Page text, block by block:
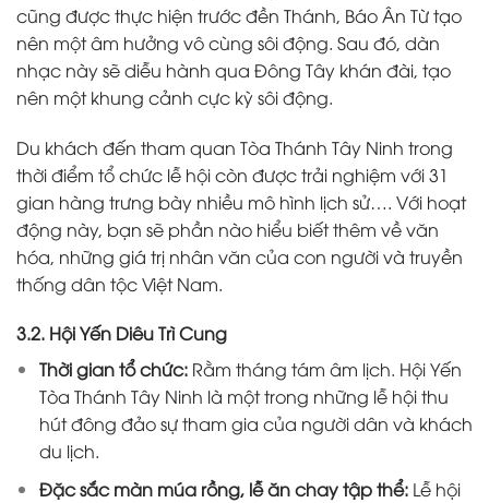
cũng được thực hiện trước đền Thánh, Báo Ân Từ tạo
nên một âm hưởng vô cùng sôi động. Sau đó, dàn
nhạc này sẽ diễu hành qua Đông Tây khán đài, tạo
nên một khung cảnh cực kỳ sôi động.
Du khách đến tham quan Tòa Thánh Tây Ninh trong
thời điểm tổ chức lễ hội còn được trải nghiệm với 31
gian hàng trưng bày nhiều mô hình lịch sử…. Với hoạt
động này, bạn sẽ phần nào hiểu biết thêm về văn
hóa, những giá trị nhân văn của con người và truyền
thống dân tộc Việt Nam.
3.2. Hội Yến Diêu Trì Cung
Thời gian tổ chức:Rằm tháng tám âm lịch. Hội Yến
Tòa Thánh Tây Ninh là một trong những lễ hội thu
hút đông đảo sự tham gia của người dân và khách
du lịch.
Đặc sắc màn múa rồng, lễ ăn chay tập thể:Lễ hội